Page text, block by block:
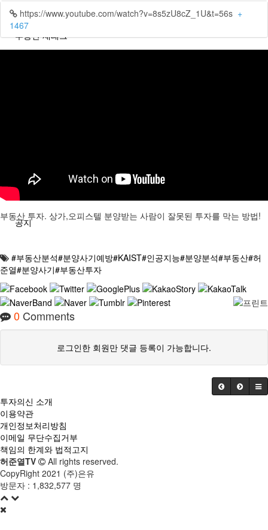
부동산 재태크
분양정보
공지
https://www.youtube.com/watch?v=8s5zU8cZ_1U&t=56s +
1467
부동산 투자. 상가,오피스텔 분양받는 사람이 잘못된 투자를 막는 방법!
#부동산분석#분양사기예방#KAIST#인공지능#분양분석#부동산#허
준열#분양사기#부동산투자
0 Comments
로그인한 회원만 댓글 등록이 가능합니다.
투자의신 소개
이용약관
개인정보처리방침
이메일 무단수집거부
책임의 한계와 법적고지
허준열TV
All rights reserved.
CopyRight 2021 (주)은유
방문자 : 1,832,577 명